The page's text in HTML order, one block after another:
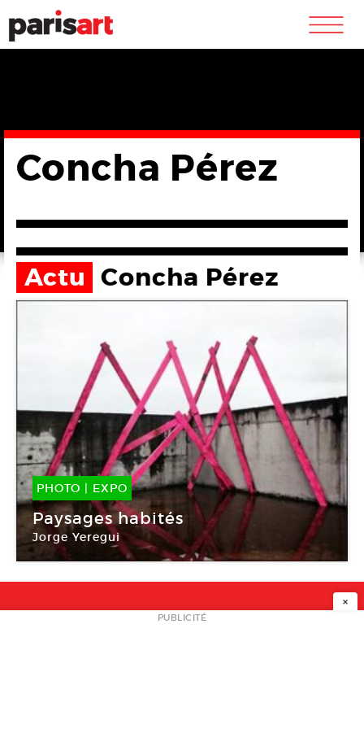
m
Concha Pérez
Actu Concha Pérez
PHOTO | EXPO
02 Juil -07 Sep 2014
Paysages habités
Jorge Yeregui
Galerie Le Château d’eau
NEWSLETTER
×
PUBLICITÉ